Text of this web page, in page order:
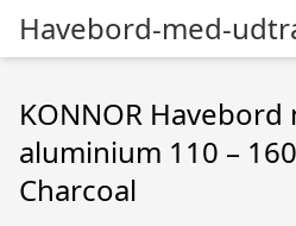
Havebord-med-
KONNOR
aluminium 110 –
Charcoal